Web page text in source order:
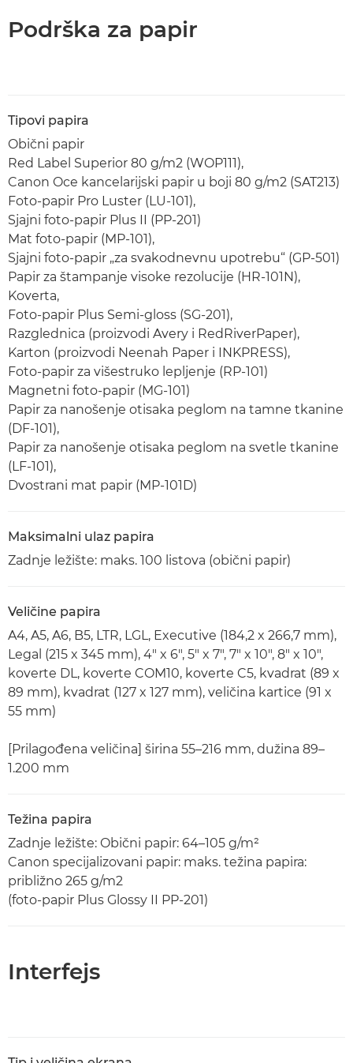
Podrška za papir
Tipovi papira
Obični papir
Red Label Superior 80 g/m2 (WOP111),
Canon Oce kancelarijski papir u boji 80 g/m2 (SAT213)
Foto-papir Pro Luster (LU-101),
Sjajni foto-papir Plus II (PP-201)
Mat foto-papir (MP-101),
Sjajni foto-papir „za svakodnevnu upotrebu“ (GP-501)
Papir za štampanje visoke rezolucije (HR-101N),
Koverta,
Foto-papir Plus Semi-gloss (SG-201),
Razglednica (proizvodi Avery i RedRiverPaper),
Karton (proizvodi Neenah Paper i INKPRESS),
Foto-papir za višestruko lepljenje (RP-101)
Magnetni foto-papir (MG-101)
Papir za nanošenje otisaka peglom na tamne tkanine
(DF-101),
Papir za nanošenje otisaka peglom na svetle tkanine
(LF-101),
Dvostrani mat papir (MP-101D)
Maksimalni ulaz papira
Zadnje ležište: maks. 100 listova (obični papir)
Veličine papira
A4, A5, A6, B5, LTR, LGL, Executive (184,2 x 266,7 mm),
Legal (215 x 345 mm), 4" x 6", 5" x 7", 7" x 10", 8" x 10",
koverte DL, koverte COM10, koverte C5, kvadrat (89 x
89 mm), kvadrat (127 x 127 mm), veličina kartice (91 x
55 mm)
[Prilagođena veličina] širina 55–216 mm, dužina 89–
1.200 mm
Težina papira
Zadnje ležište: Obični papir: 64–105 g/m²
Canon specijalizovani papir: maks. težina papira:
približno 265 g/m2
(foto-papir Plus Glossy II PP-201)
Interfejs